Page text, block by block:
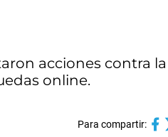
acciones contra la
online.
Para compartir: